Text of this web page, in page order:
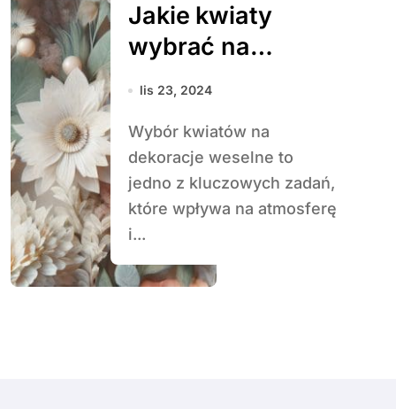
Jakie kwiaty
wybrać na
dekoracje
lis 23, 2024
Wybór kwiatów na
dekoracje weselne to
jedno z kluczowych zadań,
które wpływa na atmosferę
i...